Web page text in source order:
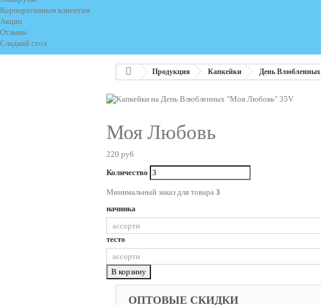
Корпоративным клиентам
Акции
Отзывы
Сладкий стол
Продукция Капкейки День Влюбленных
Моя Любовь
220 руб
Количество
Минимальный заказ для товара 3
начинка
тесто
В корзину
ОПТОВЫЕ СКИДКИ